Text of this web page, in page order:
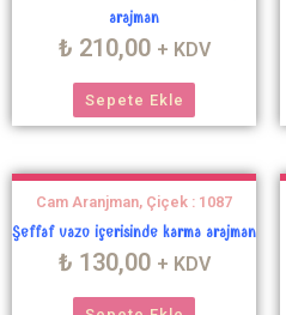
arajman
₺ 210,00 + KDV
Sepete Ekle
Cam Aranjman, Çiçek : 1087
Şeffaf vazo içerisinde karma arajman
₺ 130,00 + KDV